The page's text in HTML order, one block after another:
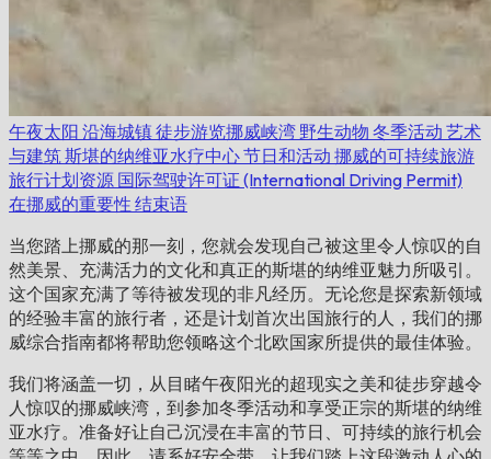
午夜太阳 沿海城镇徒步游览挪威峡湾 野生动物 冬季活动 艺术
与建筑斯堪的纳维亚水疗中心节日和活动 挪威的可持续旅游
旅行计划资源 国际驾驶许可证 (International Driving Permit)
在挪威的重要性 结束语
当您踏上挪威的那一刻，您就会发现自己被这里令人惊叹的自
然美景、充满活力的文化和真正的斯堪的纳维亚魅力所吸引。
这个国家充满了等待被发现的非凡经历。无论您是探索新领域
的经验丰富的旅行者，还是计划首次出国旅行的人，我们的挪
威综合指南都将帮助您领略这个北欧国家所提供的最佳体验。
我们将涵盖一切，从目睹午夜阳光的超现实之美和徒步穿越令
人惊叹的挪威峡湾，到参加冬季活动和享受正宗的斯堪的纳维
亚水疗。准备好让自己沉浸在丰富的节日、可持续的旅行机会